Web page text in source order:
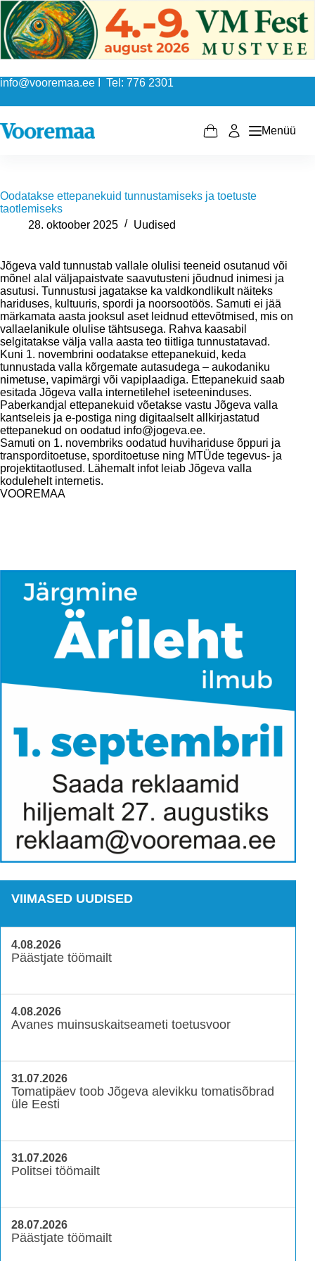
Skip
to
content
info@vooremaa.ee I Tel: 776 2301
Shopping
Menüü
Oodatakse ettepanekuid tunnustamiseks ja toetuste
taotlemiseks
28. oktoober 2025
Uudised
Jõgeva vald tunnustab vallale olulisi teeneid osutanud või
mõnel alal väljapaistvate saavutusteni jõudnud inimesi ja
asutusi. Tunnustusi jagatakse ka valdkondlikult näiteks
hariduses, kultuuris, spordi ja noorsootöös. Samuti ei jää
märkamata aasta jooksul aset leidnud ettevõtmised, mis on
vallaelanikule olulise tähtsusega. Rahva kaasabil
selgitatakse välja valla aasta teo tiitliga tunnustatavad.
Kuni 1. novembrini oodatakse ettepanekuid, keda
tunnustada valla kõrgemate autasudega – aukodaniku
nimetuse, vapimärgi või vapiplaadiga. Ettepanekuid saab
esitada Jõgeva valla internetilehel iseteeninduses.
Paberkandjal ettepanekuid võetakse vastu Jõgeva valla
kantseleis ja e-postiga ning digitaalselt allkirjastatud
ettepanekud on oodatud info@jogeva.ee.
Samuti on 1. novembriks oodatud huvihariduse õppuri ja
transporditoetuse, sporditoetuse ning MTÜde tegevus- ja
projektitaotlused. Lähemalt infot leiab Jõgeva valla
kodulehelt internetis.
VOOREMAA
VIIMASED UUDISED
4.08.2026
Päästjate töömailt
4.08.2026
Avanes muinsuskaitseameti toetusvoor
31.07.2026
Tomatipäev toob Jõgeva alevikku tomatisõbrad
üle Eesti
31.07.2026
Politsei töömailt
28.07.2026
Päästjate töömailt